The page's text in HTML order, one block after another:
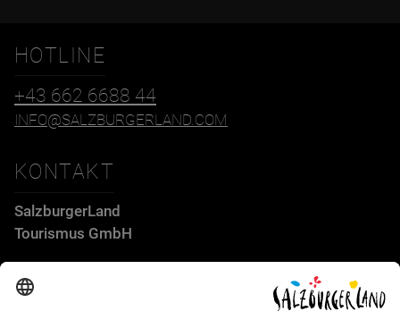
HOTLINE
+43 662 6688 44
INFO@SALZBURGERLAND.COM
KONTAKT
SalzburgerLand
Tourismus GmbH
Wiener Bundesstraße 23
5300 Hallwang